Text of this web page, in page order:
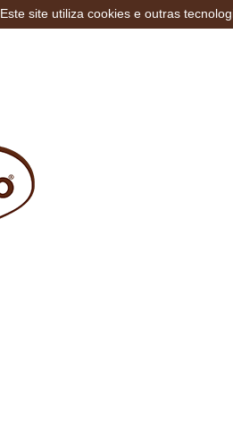
Este site utiliza cookies e outras